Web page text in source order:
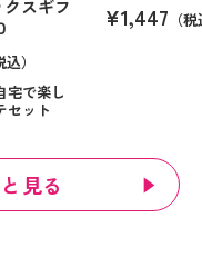
クスギフ
込）
宅で楽し
セット
¥1,447 （
見る